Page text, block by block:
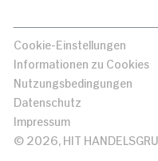
Cookie-Einstellungen
Informationen zu Cookies
Nutzungsbedingungen
Datenschutz
Impressum
© 2026, HIT